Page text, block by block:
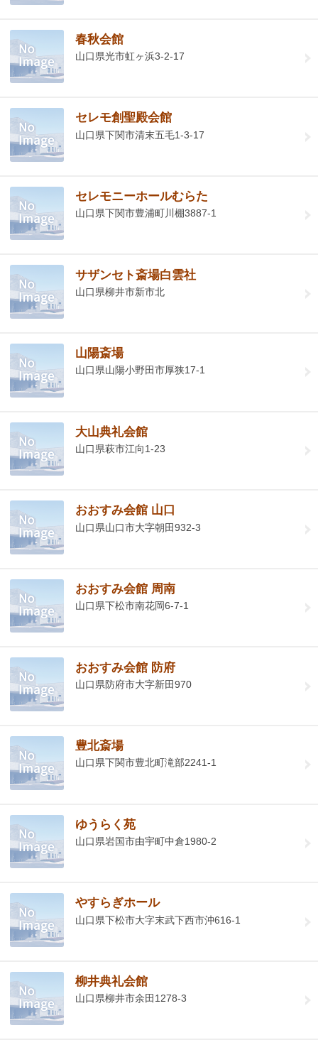
春秋会館
山口県光市虹ヶ浜3-2-17
セレモ創聖殿会館
山口県下関市清末五毛1-3-17
セレモニーホールむらた
山口県下関市豊浦町川棚3887-1
サザンセト斎場白雲社
山口県柳井市新市北
山陽斎場
山口県山陽小野田市厚狭17-1
大山典礼会館
山口県萩市江向1-23
おおすみ会館 山口
山口県山口市大字朝田932-3
おおすみ会館 周南
山口県下松市南花岡6-7-1
おおすみ会館 防府
山口県防府市大字新田970
豊北斎場
山口県下関市豊北町滝部2241-1
ゆうらく苑
山口県岩国市由宇町中倉1980-2
やすらぎホール
山口県下松市大字末武下西市沖616-1
柳井典礼会館
山口県柳井市余田1278-3